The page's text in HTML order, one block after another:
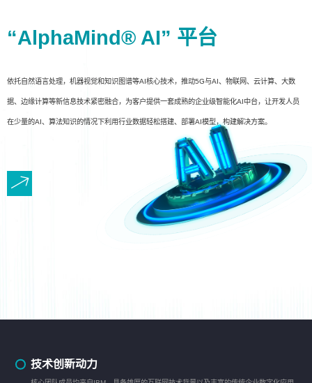
“AlphaMind® AI” 平台
依托自然语言处理，机器视觉和知识图谱等AI核心技术，推动5G与AI、物联网、云计算、大数
据、边缘计算等新信息技术紧密融合，为客户提供一套成熟的企业级智能化AI中台，让开发人员
在少量的AI、算法知识的情况下利用行业数据轻松搭建、部署AI模型，构建解决方案。
技术创新动力